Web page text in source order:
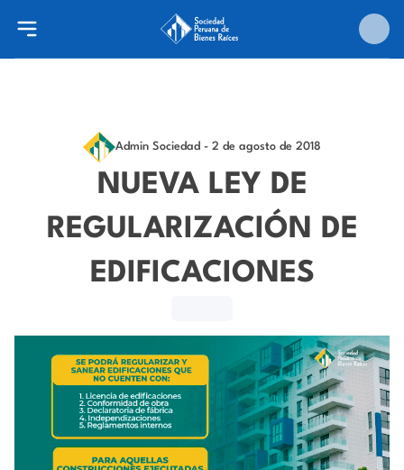
Admin Sociedad - 2 de agosto de 2018
NUEVA LEY DE
REGULARIZACIÓN DE
EDIFICACIONES